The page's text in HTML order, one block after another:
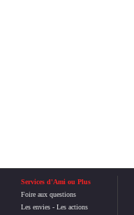
Services d'Ami ou Plus
Foire aux questions
Les envies - Les actions